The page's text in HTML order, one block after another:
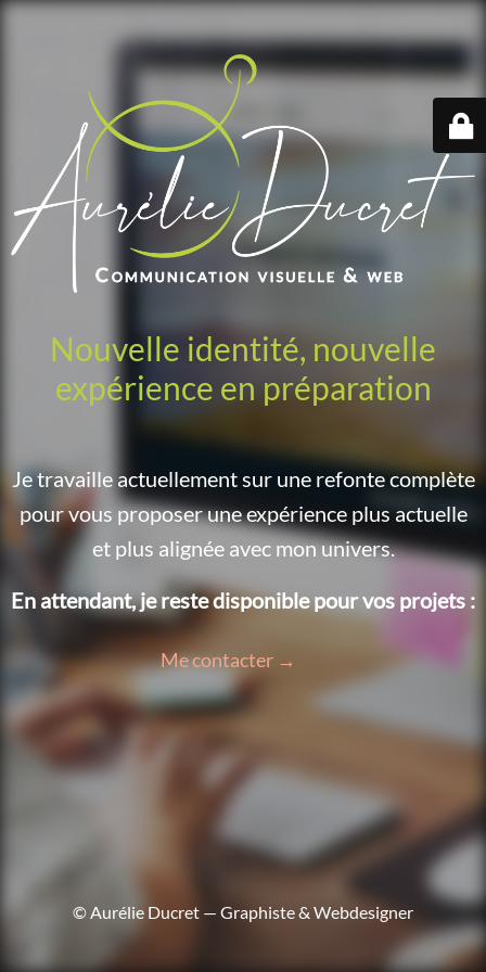
Nouvelle identité, nouvelle
expérience en préparation
Je travaille actuellement sur une refonte complète
pour vous proposer une expérience plus actuelle
et plus alignée avec mon univers.
En attendant, je reste disponible pour vos projets :
Me contacter →
© Aurélie Ducret — Graphiste & Webdesigner